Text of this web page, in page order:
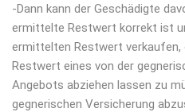
-Dann kann der Geschädigte
ermittelte Restwert korrekt ist
ermittelten Restwert verkaufen,
Restwert eines von der
Angebots abziehen lassen zu
gegnerischen Versicherung